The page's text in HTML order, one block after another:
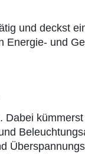
und deckst
und